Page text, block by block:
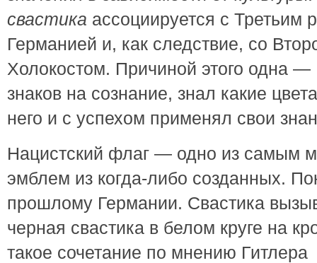
свастика ассоциируется с Третьим
Германией и, как следствие, со
Холокостом. Причиной этого одна
знаков на сознание, знал какие
него и с успехом применял свои
Нацистский флаг — одно из самым
эмблем из когда-либо созданных.
прошлому Германии. Свастика
черная свастика в белом круге на
такое сочетание по мнению